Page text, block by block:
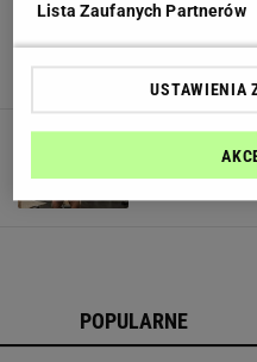
Euro 2020.
kibicowała
MATERIAŁ
Kamil
nie są
POPULARNE
Lista Zaufanych Partnerów
USTAWIENIA